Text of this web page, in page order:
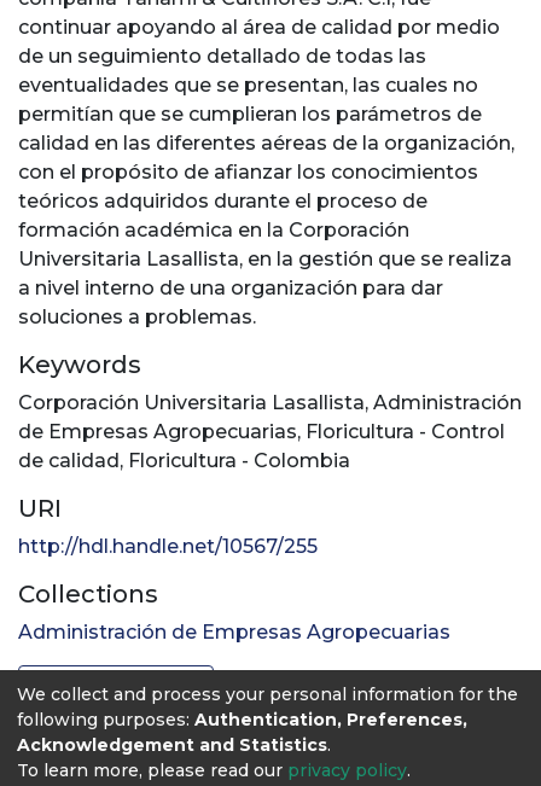
continuar apoyando al área de calidad por medio
de un seguimiento detallado de todas las
eventualidades que se presentan, las cuales no
permitían que se cumplieran los parámetros de
calidad en las diferentes aéreas de la organización,
con el propósito de afianzar los conocimientos
teóricos adquiridos durante el proceso de
formación académica en la Corporación
Universitaria Lasallista, en la gestión que se realiza
a nivel interno de una organización para dar
soluciones a problemas.
Keywords
Corporación Universitaria Lasallista, Administración
de Empresas Agropecuarias, Floricultura - Control
de calidad, Floricultura - Colombia
URI
http://hdl.handle.net/10567/255
Collections
Administración de Empresas Agropecuarias
Full item page
We collect and process your personal information for the
following purposes: Authentication, Preferences,
Acknowledgement and Statistics.
To learn more, please read our privacy policy.